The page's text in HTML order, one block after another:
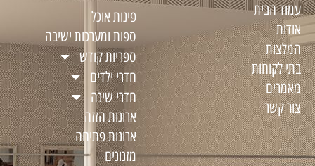
עמוד הבית
אודות
המלצות
בתי לקוחות
מאמרים
צור קשר
פינות אוכל
ספות ומערכות ישיבה
ספריות קודש
חדרי ילדים
חדרי שינה
ארונות הזזה
ארונות פתיחה
מזנונים